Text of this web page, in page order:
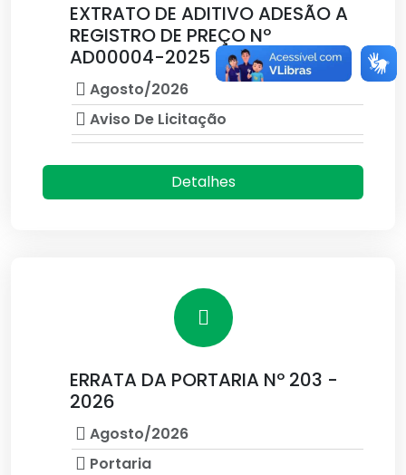
EXTRATO DE ADITIVO ADESÃO A
REGISTRO DE PREÇO Nº
AD00004-2025
Agosto/2026
Aviso De Licitação
Detalhes
ERRATA DA PORTARIA Nº 203 -
2026
Agosto/2026
Portaria